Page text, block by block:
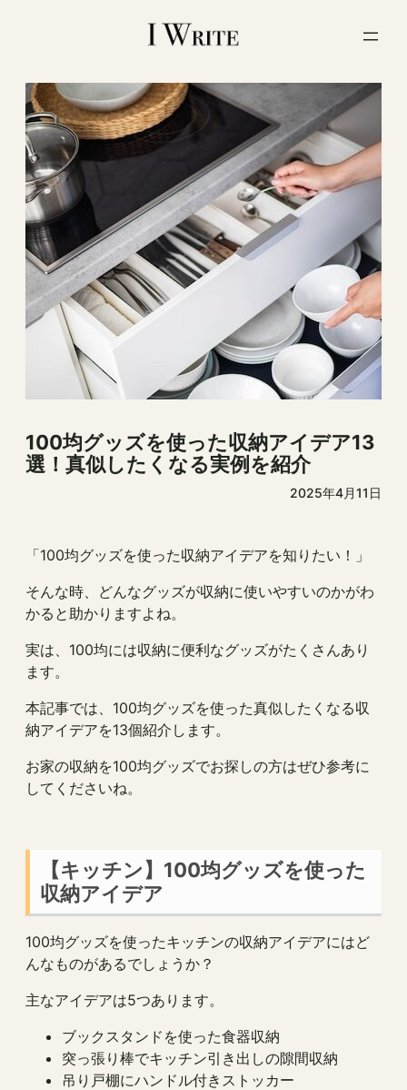
100均グッズを使った収納アイデア13
選！真似したくなる実例を紹介
2025年4月11日
「100均グッズを使った収納アイデアを知りたい！」
そんな時、どんなグッズが収納に使いやすいのかがわ
かると助かりますよね。
実は、100均には収納に便利なグッズがたくさんあり
ます。
本記事では、100均グッズを使った真似したくなる収
納アイデアを13個紹介します。
お家の収納を100均グッズでお探しの方はぜひ参考に
してくださいね。
【キッチン】100均グッズを使った
収納アイデア
100均グッズを使ったキッチンの収納アイデアにはど
んなものがあるでしょうか？
主なアイデアは5つあります。
ブックスタンドを使った食器収納
突っ張り棒でキッチン引き出しの隙間収納
吊り戸棚にハンドル付きストッカー